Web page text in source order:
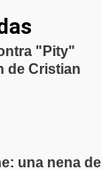
"Pity"
de Cristian
una nena de